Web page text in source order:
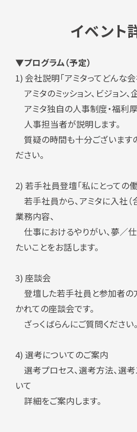
イベント
▼プログラム（予定）
1) 会社説明「アミタってどんな会
アミタのミッション、ビジョン
アミタ独自の人事制度・福利
人事担当者が説明します。
質疑の時間も十分ございます
ださい。
2) 若手社員登壇「私にとっての働
若手社員から、アミタに入社（
業務内容、
仕事におけるやりがい、夢／
たいことをお話します。
3) 座談会
登壇した若手社員と参加者の
かれての座談会です。
ざっくばらんにご質問ください。
4) 選考についてのご案内
選考プロセス、選考方法、選
いて
詳細をご案内します。